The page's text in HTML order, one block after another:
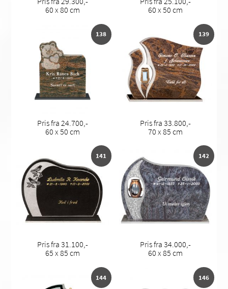
60 x 80 cm
60 x 50 cm
138
Pris fra 24.700,-
60 x 50 cm
139
Pris fra 33.800,-
70 x 85 cm
141
Pris fra 31.100,-
65 x 85 cm
142
Pris fra 34.000,-
60 x 85 cm
144 146